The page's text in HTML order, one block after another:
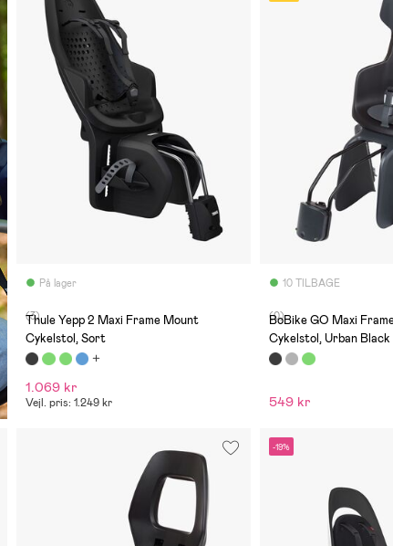
På lager
(3)
Thule Yepp 2 Maxi Frame Mount
Cykelstol, Sort
1.069 kr
Vejl. pris: 1.249 kr
10 TILBAGE
(0)
BoBike GO Maxi
Cykelstol, Urban Black
549 kr
-19%